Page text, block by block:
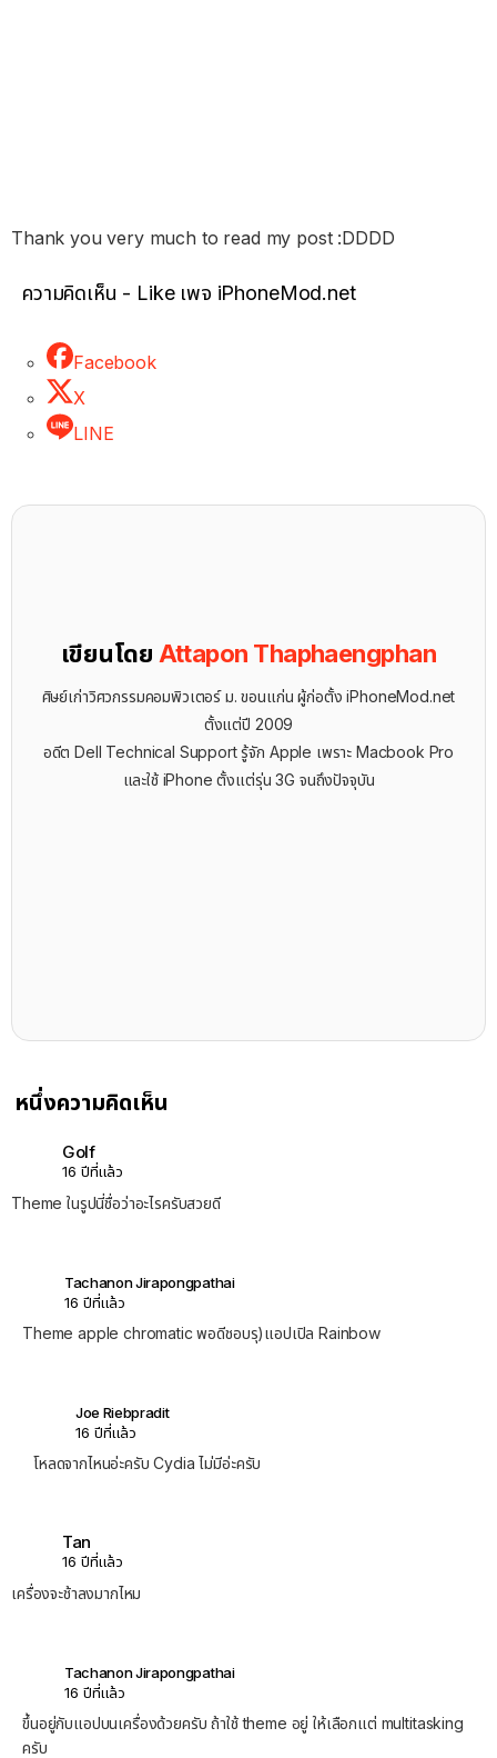
Thank you very much to read my post :DDDD
ความคิดเห็น - Like เพจ iPhoneMod.net
Facebook
X
LINE
เขียนโดย Attapon Thaphaengphan
ศิษย์เก่าวิศวกรรมคอมพิวเตอร์ ม. ขอนแก่น ผู้ก่อตั้ง iPhoneMod.net
ตั้งแต่ปี 2009
อดีต Dell Technical Support รู้จัก ​Apple เพราะ Macbook Pro
และใช้ iPhone ตั้งแต่รุ่น 3G จนถึงปัจจุบัน
หนึ่งความคิดเห็น
Golf
16 ปีที่แล้ว
Theme ในรูปนี่ชื่อว่าอะไรครับสวยดี
Tachanon Jirapongpathai
16 ปีที่แล้ว
Theme apple chromatic พอดีชอบรุ)แอปเปิล Rainbow
Joe Riebpradit
16 ปีที่แล้ว
โหลดจากไหนอ่ะครับ Cydia ไม่มีอ่ะครับ
Tan
16 ปีที่แล้ว
เครื่องจะช้าลงมากไหม
Tachanon Jirapongpathai
16 ปีที่แล้ว
ขึ้นอยู่กับแอปบนเครื่องด้วยครับ ถ้าใช้ theme อยู่ ให้เลือกแต่ multitasking
ครับ